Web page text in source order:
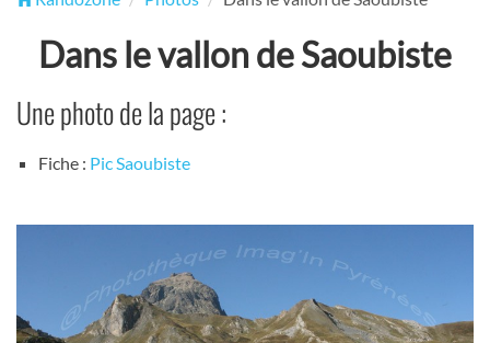
Dans le vallon de Saoubiste
Une photo de la page :
Fiche : Pic Saoubiste